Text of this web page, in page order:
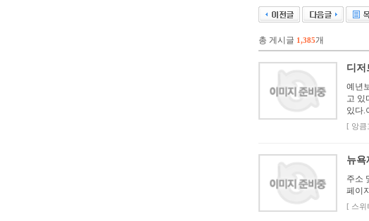
총 게시글 1,385개
디저
예년
고 있
있다.
[ 앙큼
뉴욕
주소
페이
[ 스위